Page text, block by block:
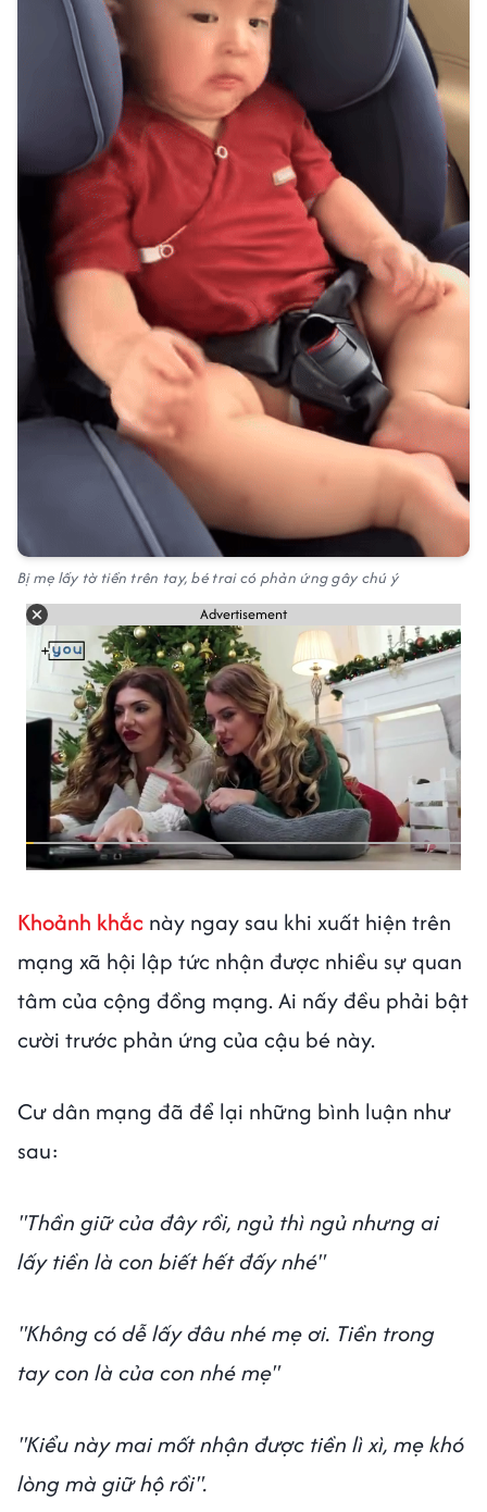
Bị mẹ lấy tờ tiền trên tay, bé trai có phản ứng gây chú ý
Advertisement
Khoảnh khắc này ngay sau khi xuất hiện trên
mạng xã hội lập tức nhận được nhiều sự quan
tâm của cộng đồng mạng. Ai nấy đều phải bật
cười trước phản ứng của cậu bé này.
Cư dân mạng đã để lại những bình luận như
sau:
"Thần giữ của đây rồi, ngủ thì ngủ nhưng ai
lấy tiền là con biết hết đấy nhé"
"Không có dễ lấy đâu nhé mẹ ơi. Tiền trong
tay con là của con nhé mẹ"
"Kiểu này mai mốt nhận được tiền lì xì, mẹ khó
lòng mà giữ hộ rồi".